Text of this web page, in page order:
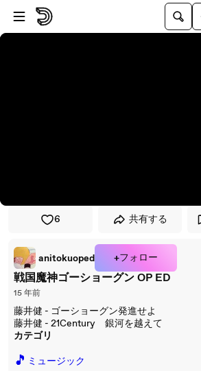
プレイヤーにスキップ
メインコンテンツにスキップ
6 共有する
anitokuoped +フォロー
戦国魔神ゴーショーグン OP ED
15 年前
藤井健 - ゴーショーグン発進せよ
藤井健 - 21Century 銀河を越えて
カテゴリ
🎵 ミュージック